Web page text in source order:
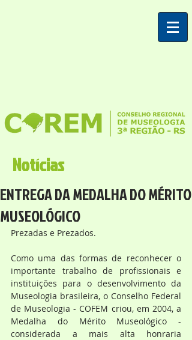
Notícias
ENTREGA DA MEDALHA DO MÉRITO
MUSEOLÓGICO
Prezadas e Prezados.
Como uma das formas de reconhecer o
importante trabalho de profissionais e
instituições para o desenvolvimento da
Museologia brasileira, o Conselho Federal
de Museologia - COFEM criou, em 2004, a
Medalha do Mérito Museológico -
considerada a mais alta honraria